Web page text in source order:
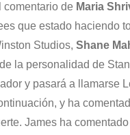
comentario de Maria
que estado haciendo
Studios, Shane
la personalidad de
y pasará a llamarse
y ha
James ha